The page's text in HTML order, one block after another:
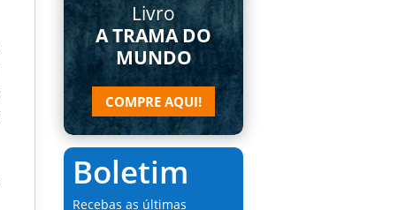
Livro
A TRAMA DO
MUNDO
COMPRE AQUI!
Boletim
Recebas as últimas